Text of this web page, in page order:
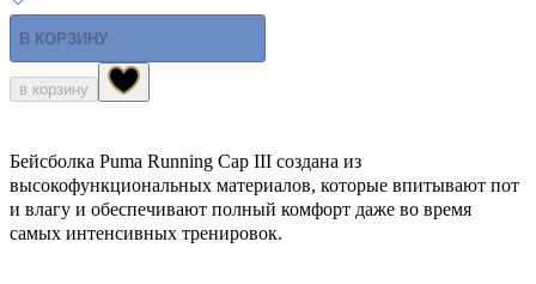
В КОРЗИНУ
в корзину
Бейсболка Puma Running Cap III создана из
высокофункциональных материалов, которые впитывают пот
и влагу и обеспечивают полный комфорт даже во время
самых интенсивных тренировок.